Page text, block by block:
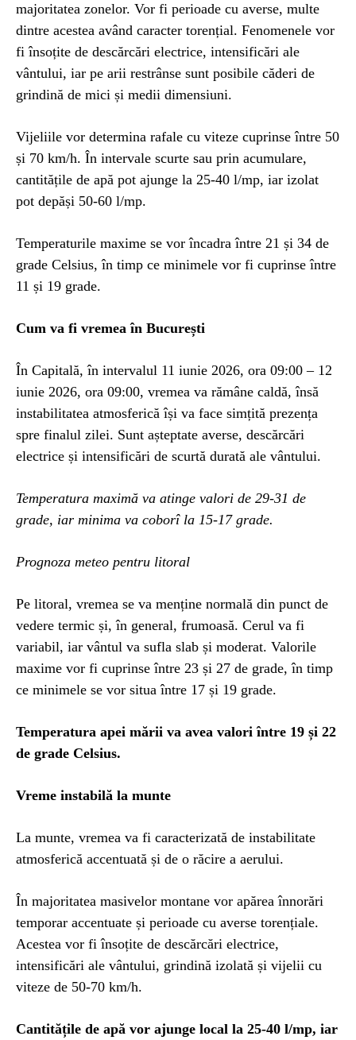
majoritatea zonelor. Vor fi perioade cu averse, multe
dintre acestea având caracter torențial. Fenomenele vor
fi însoțite de descărcări electrice, intensificări ale
vântului, iar pe arii restrânse sunt posibile căderi de
grindină de mici și medii dimensiuni.
Vijeliile vor determina rafale cu viteze cuprinse între 50
și 70 km/h. În intervale scurte sau prin acumulare,
cantitățile de apă pot ajunge la 25-40 l/mp, iar izolat
pot depăși 50-60 l/mp.
Temperaturile maxime se vor încadra între 21 și 34 de
grade Celsius, în timp ce minimele vor fi cuprinse între
11 și 19 grade.
Cum va fi vremea în București
În Capitală, în intervalul 11 iunie 2026, ora 09:00 – 12
iunie 2026, ora 09:00, vremea va rămâne caldă, însă
instabilitatea atmosferică își va face simțită prezența
spre finalul zilei. Sunt așteptate averse, descărcări
electrice și intensificări de scurtă durată ale vântului.
Temperatura maximă va atinge valori de 29-31 de
grade, iar minima va coborî la 15-17 grade.
Prognoza meteo pentru litoral
Pe litoral, vremea se va menține normală din punct de
vedere termic și, în general, frumoasă. Cerul va fi
variabil, iar vântul va sufla slab și moderat. Valorile
maxime vor fi cuprinse între 23 și 27 de grade, în timp
ce minimele se vor situa între 17 și 19 grade.
Temperatura apei mării va avea valori între 19 și 22
de grade Celsius.
Vreme instabilă la munte
La munte, vremea va fi caracterizată de instabilitate
atmosferică accentuată și de o răcire a aerului.
În majoritatea masivelor montane vor apărea înnorări
temporar accentuate și perioade cu averse torențiale.
Acestea vor fi însoțite de descărcări electrice,
intensificări ale vântului, grindină izolată și vijelii cu
viteze de 50-70 km/h.
Cantitățile de apă vor ajunge local la 25-40 l/mp, iar